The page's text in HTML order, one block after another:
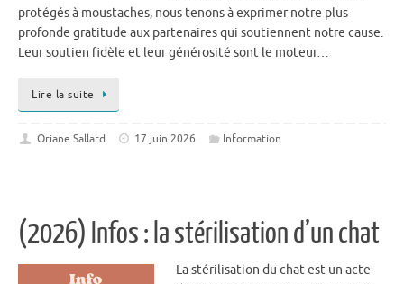
protégés à moustaches, nous tenons à exprimer notre plus
profonde gratitude aux partenaires qui soutiennent notre cause.
Leur soutien fidèle et leur générosité sont le moteur…
Lire la suite
Oriane Sallard 17 juin 2026 Information
(2026) Infos : la stérilisation d’un chat
La stérilisation du chat est un acte